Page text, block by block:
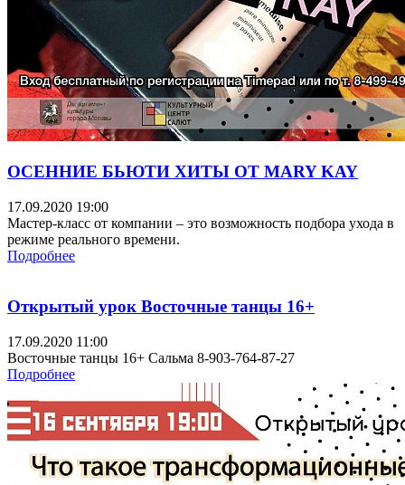
ОСЕННИЕ БЬЮТИ ХИТЫ ОТ MARY KAY
17.09.2020 19:00
Мастер-класс от компании – это возможность подбора ухода в
режиме реального времени.
Подробнее
Открытый урок Восточные танцы 16+
17.09.2020 11:00
Восточные танцы 16+ Сальма 8-903-764-87-27
Подробнее